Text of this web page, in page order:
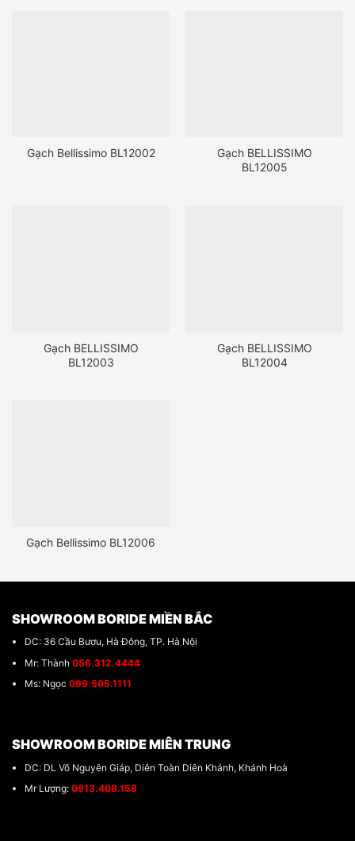
Gạch Bellissimo BL12002
Gạch BELLISSIMO
BL12005
Gạch BELLISSIMO
BL12003
Gạch BELLISSIMO
BL12004
Gạch Bellissimo BL12006
SHOWROOM BORIDE MIỀN BẮC
DC: 36 Cầu Bươu, Hà Đông, TP. Hà Nội
Mr: Thành 056.312.4444
Ms: Ngọc 099.505.1111
SHOWROOM BORIDE MIÊN TRUNG
DC: DL Võ Nguyên Giáp, Diên Toàn Diên Khánh, Khánh Hoà
Mr Lượng: 0913.408.158